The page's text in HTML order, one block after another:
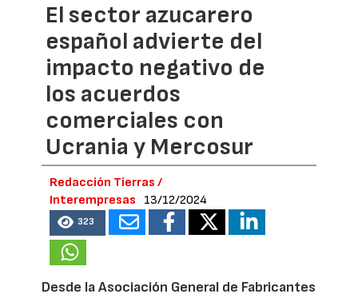
El sector azucarero
español advierte del
impacto negativo de
los acuerdos
comerciales con
Ucrania y Mercosur
Redacción Tierras /
Interempresas
13/12/2024
323
Desde la Asociación General de Fabricantes